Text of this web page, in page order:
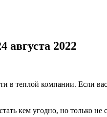
августа 2022
в теплой компании. Если
кем угодно, но только